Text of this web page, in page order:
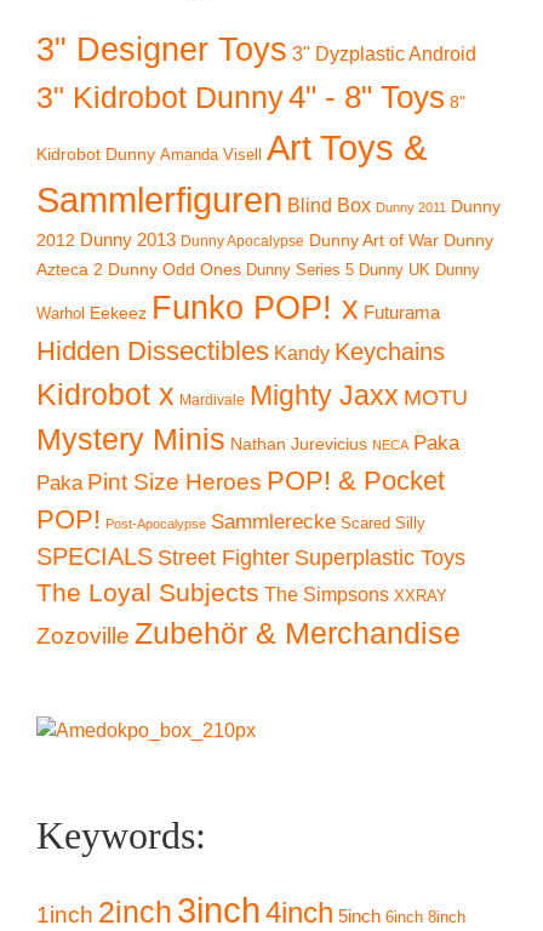
3" Designer Toys 3" Dyzplastic Android
3" Kidrobot Dunny4" - 8" Toys 8"
Kidrobot Dunny Amanda Visell Art Toys &
Sammlerfiguren Blind Box Dunny 2011 Dunny
2012 Dunny 2013 Dunny Apocalypse Dunny Art of War Dunny
Azteca 2 Dunny Odd Ones Dunny Series 5 Dunny UK Dunny
Warhol Eekeez Funko POP! x Futurama
Hidden Dissectibles Kandy Keychains
Kidrobot x Mardivale Mighty Jaxx MOTU
Mystery Minis Nathan Jurevicius NECA Paka
Paka Pint Size Heroes POP! & Pocket
POP! Post-Apocalypse Sammlerecke Scared Silly
SPECIALS Street Fighter Superplastic Toys
The Loyal Subjects The Simpsons XXRAY
Zozoville Zubehör & Merchandise
Keywords:
1inch 2inch 3inch4inch 5inch 6inch 8inch